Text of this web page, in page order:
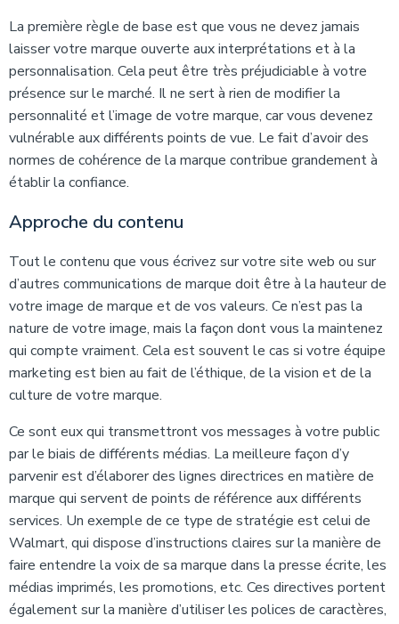
La première règle de base est que vous ne devez jamais
laisser votre marque ouverte aux interprétations et à la
personnalisation. Cela peut être très préjudiciable à votre
présence sur le marché. Il ne sert à rien de modifier la
personnalité et l’image de votre marque, car vous devenez
vulnérable aux différents points de vue. Le fait d’avoir des
normes de cohérence de la marque contribue grandement à
établir la confiance.
Approche du contenu
Tout le contenu que vous écrivez sur votre site web ou sur
d’autres communications de marque doit être à la hauteur de
votre image de marque et de vos valeurs. Ce n’est pas la
nature de votre image, mais la façon dont vous la maintenez
qui compte vraiment. Cela est souvent le cas si votre équipe
marketing est bien au fait de l’éthique, de la vision et de la
culture de votre marque.
Ce sont eux qui transmettront vos messages à votre public
par le biais de différents médias. La meilleure façon d’y
parvenir est d’élaborer des lignes directrices en matière de
marque qui servent de points de référence aux différents
services. Un exemple de ce type de stratégie est celui de
Walmart, qui dispose d’instructions claires sur la manière de
faire entendre la voix de sa marque dans la presse écrite, les
médias imprimés, les promotions, etc. Ces directives portent
également sur la manière d’utiliser les polices de caractères,